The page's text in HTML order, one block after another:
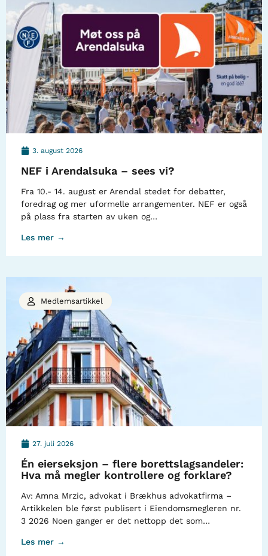
3. august 2026
NEF i Arendalsuka – sees vi?
Fra 10.- 14. august er Arendal stedet for debatter,
foredrag og mer uformelle arrangementer. NEF er også
på plass fra starten av uken og…
Les mer →
27. juli 2026
Én eierseksjon – flere borettslagsandeler:
Hva må megler kontrollere og forklare?
Av: Amna Mrzic, advokat i Brækhus advokatfirma –
Artikkelen ble først publisert i Eiendomsmegleren nr.
3 2026 Noen ganger er det nettopp det som…
Les mer →
Medlemsartikkel